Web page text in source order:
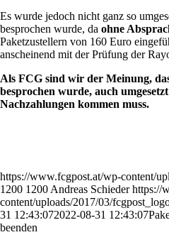
Es wurde jedoch nicht ganz so
besprochen wurde, da ohne
Paketzustellern von 160 Euro
anscheinend mit der Prüfung der
Als FCG sind wir der Meinung,
besprochen wurde, auch
Nachzahlungen kommen muss.
https://www.fcgpost.at/wp-content/
1200 1200 Andreas Schieder https://
content/uploads/2017/03/
31 12:43:072022-08-31 12:43:07
beenden